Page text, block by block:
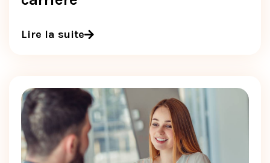
Lire la suite